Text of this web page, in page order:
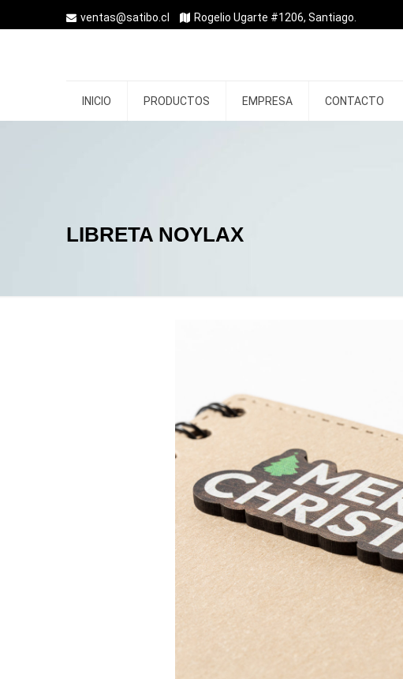
ventas@satibo.cl Rogelio Ugarte #1206, Santiago.
INICIO PRODUCTOS EMPRESA CONTACTO
LIBRETA NOYLAX